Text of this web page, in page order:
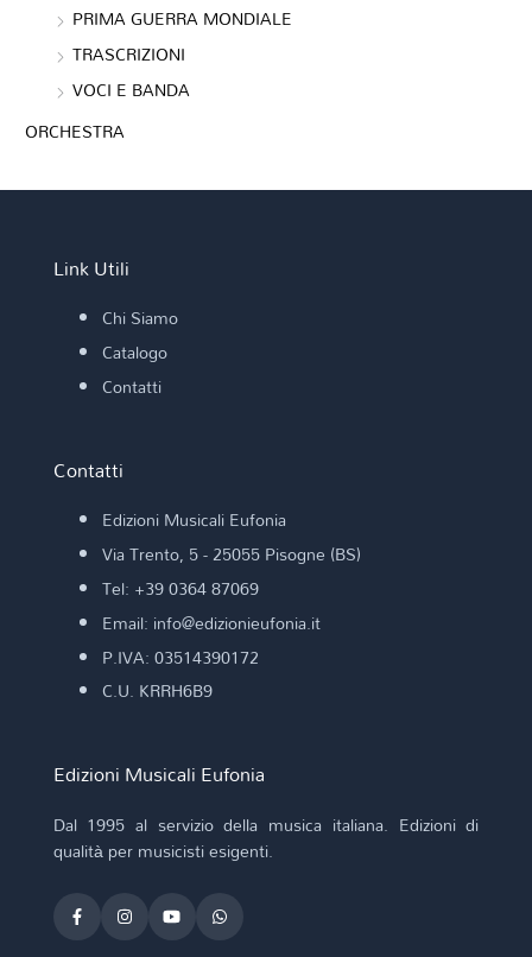
PRIMA GUERRA MONDIALE
TRASCRIZIONI
VOCI E BANDA
ORCHESTRA
Link Utili
Chi Siamo
Catalogo
Contatti
Contatti
Edizioni Musicali Eufonia
Via Trento, 5 - 25055 Pisogne (BS)
Tel: +39 0364 87069
Email: info@edizionieufonia.it
P.IVA: 03514390172
C.U. KRRH6B9
Edizioni Musicali Eufonia
Dal 1995 al servizio della musica italiana. Edizioni di
qualità per musicisti esigenti.